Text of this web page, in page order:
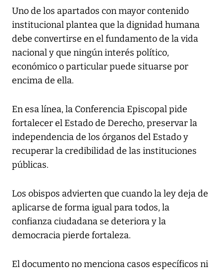
Uno de los apartados con mayor contenido
institucional plantea que la dignidad humana
debe convertirse en el fundamento de la vida
nacional y que ningún interés político,
económico o particular puede situarse por
encima de ella.
En esa línea, la Conferencia Episcopal pide
fortalecer el Estado de Derecho, preservar la
independencia de los órganos del Estado y
recuperar la credibilidad de las instituciones
públicas.
Los obispos advierten que cuando la ley deja de
aplicarse de forma igual para todos, la
confianza ciudadana se deteriora y la
democracia pierde fortaleza.
El documento no menciona casos específicos ni